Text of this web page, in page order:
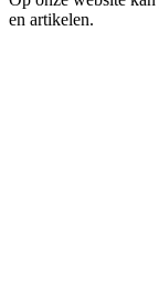
en artikelen.